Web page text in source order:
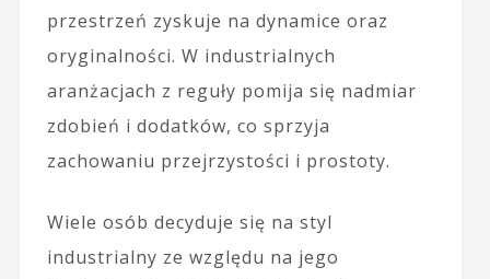
przestrzeń zyskuje na dynamice oraz
oryginalności. W industrialnych
aranżacjach z reguły pomija się nadmiar
zdobień i dodatków, co sprzyja
zachowaniu przejrzystości i prostoty.
Wiele osób decyduje się na styl
industrialny ze względu na jego